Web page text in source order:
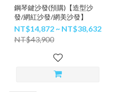
鋼琴鍵沙發(預購)【造型沙
發/網紅沙發/網美沙發】
NT$14,872 ~ NT$38,632
NT$43,900